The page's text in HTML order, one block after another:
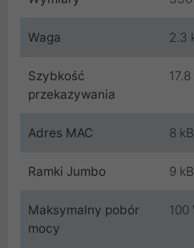
Waga 2.3
Szybkość
przekazywania
Adres MAC 8 kB
Ramki Jumbo 9 kB
Maksymalny pobór
mocy
100